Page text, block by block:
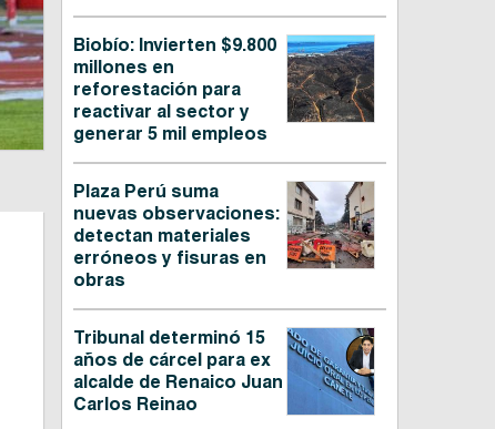
Biobío: Invierten $9.800
millones en
reforestación para
reactivar al sector y
generar 5 mil empleos
Plaza Perú suma
nuevas observaciones:
detectan materiales
erróneos y fisuras en
obras
Tribunal determinó 15
años de cárcel para ex
alcalde de Renaico Juan
Carlos Reinao